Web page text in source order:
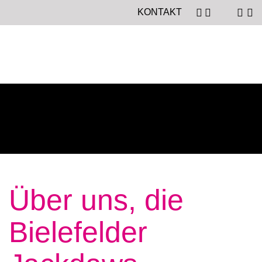
KONTAKT
Über uns, die
Bielefelder